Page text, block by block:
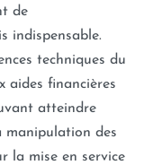
de
indispensable.
techniques du
aides financières
atteindre
des
la mise en service